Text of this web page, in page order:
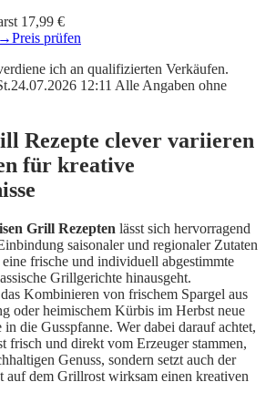
17,99 €
→Preis prüfen
ich an qualifizierten Verkäufen.
12:11 Alle Angaben ohne
Rezepte clever variieren
für kreative
Grill Rezepten lässt sich hervorragend
saisonaler und regionaler Zutaten
frische und individuell abgestimmte
Grillgerichte hinausgeht.
Kombinieren von frischem Spargel aus
oder heimischem Kürbis im Herbst neue
die Gusspfanne. Wer dabei darauf achtet,
frisch und direkt vom Erzeuger stammen,
Genuss, sondern setzt auch der
auf dem Grillrost wirksam einen kreativen